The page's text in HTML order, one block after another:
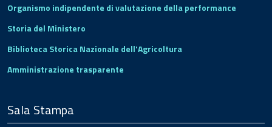
Organismo indipendente di valutazione della performance
Storia del Ministero
Biblioteca Storica Nazionale dell'Agricoltura
Amministrazione trasparente
Sala Stampa